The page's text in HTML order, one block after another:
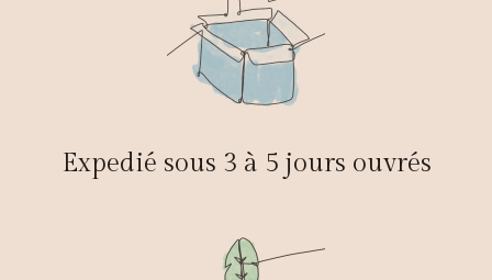
Expedié sous 3 à 5 jours ouvrés